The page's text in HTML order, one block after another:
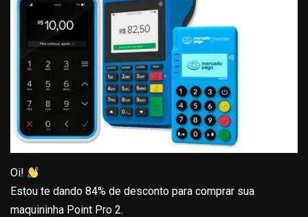
Oi!
Estou te dando 84% de desconto para comprar sua
maquininha Point Pro 2.